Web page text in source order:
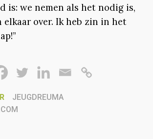
is: we nemen als het nodig is,
elkaar over. Ik heb zin in het
JEUGDREUMA